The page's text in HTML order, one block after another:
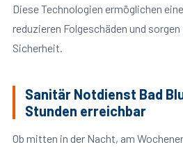
Diese Technologien ermöglichen
reduzieren Folgeschäden und
Sicherheit.
Sanitär Notdienst Bad
Stunden erreichbar
Ob mitten in der Nacht, am